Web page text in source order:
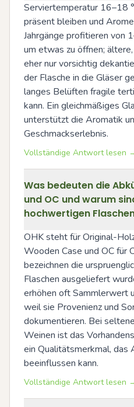
Serviertemperatur 16–18
präsent bleiben und
Jahrgänge profitieren von
um etwas zu öffnen;
eher nur vorsichtig
der Flasche in die Gläser
langes Belüften fragile
kann. Ein gleichmäßiges
unterstützt die Aromatik
Geschmackserlebnis.
Vollständige Antwort lesen
Was bedeuten die
und OC und warum
hochwertigen
OHK steht für Original-
Wooden Case und OC für
bezeichnen die
Flaschen ausgeliefert
erhöhen oft Sammlerwert
weil sie Provenienz und
dokumentieren. Bei
Weinen ist das
ein Qualitätsmerkmal,
beeinflussen kann.
Vollständige Antwort lesen